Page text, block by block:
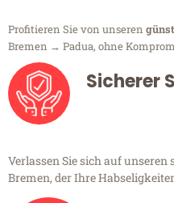
Profitieren Sie von unseren
Bremen → Padua, ohne
Sicherer
Verlassen Sie sich auf
Bremen, der Ihre